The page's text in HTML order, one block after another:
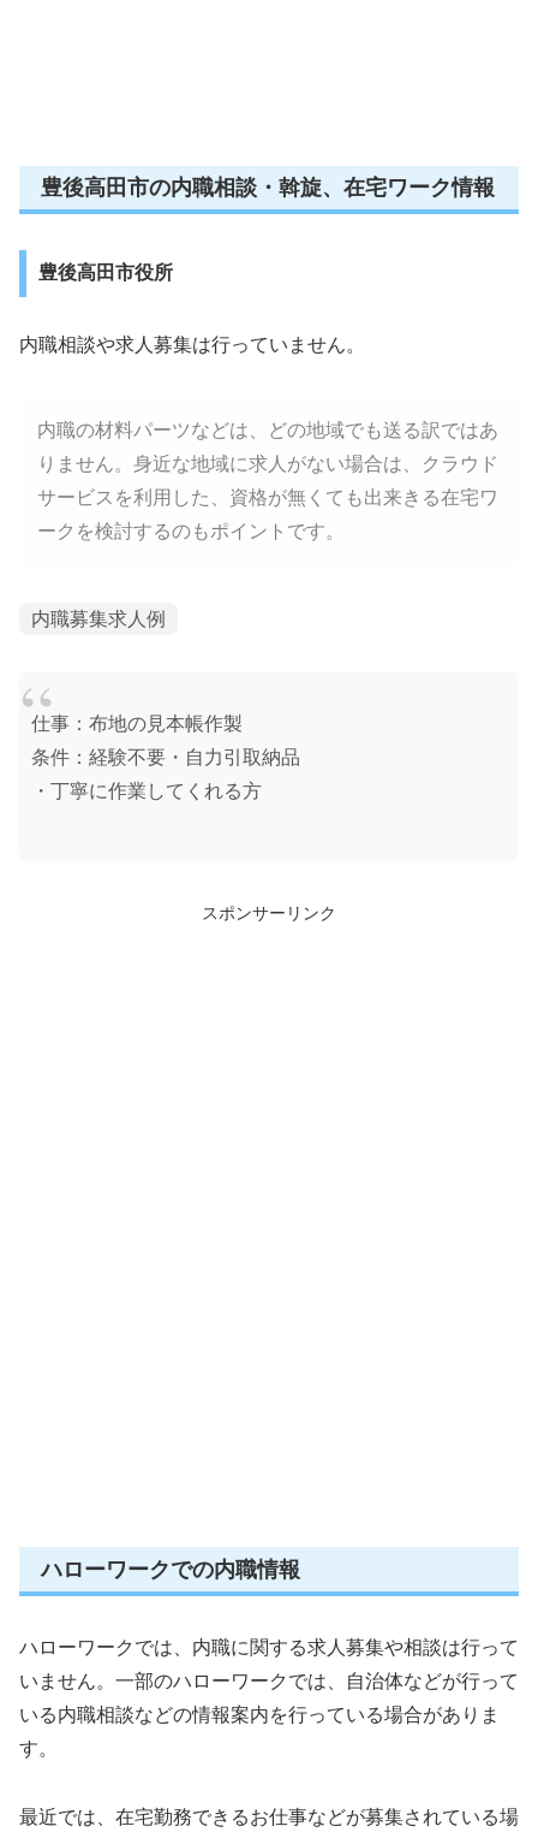
豊後高田市の内職相談・斡旋、在宅ワーク情報
豊後高田市役所
内職相談や求人募集は行っていません。
内職の材料パーツなどは、どの地域でも送る訳ではあ
りません。身近な地域に求人がない場合は、クラウド
サービスを利用した、資格が無くても出来きる在宅ワ
ークを検討するのもポイントです。
内職募集求人例
仕事：布地の見本帳作製
条件：経験不要・自力引取納品
・丁寧に作業してくれる方
スポンサーリンク
ハローワークでの内職情報
ハローワークでは、内職に関する求人募集や相談は行って
いません。一部のハローワークでは、自治体などが行って
いる内職相談などの情報案内を行っている場合がありま
す。
最近では、在宅勤務できるお仕事などが募集されている場